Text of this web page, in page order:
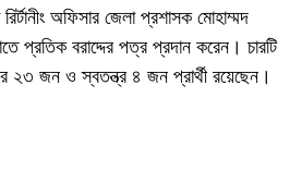
অফিসার জেলা প্রশাসক মোহাম্মদ
প্রতিক বরাদ্দের পত্র প্রদান করেন। চারটি
২৩ জন ও স্বতন্ত্র ৪ জন প্রার্থী রয়েছেন।